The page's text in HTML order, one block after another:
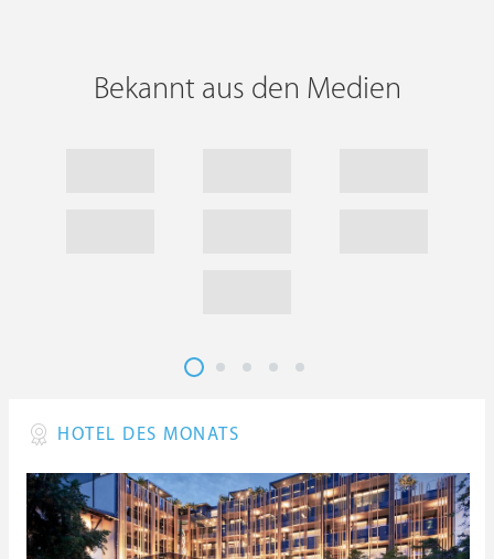
Bekannt aus den Medien
HOTEL DES MONATS